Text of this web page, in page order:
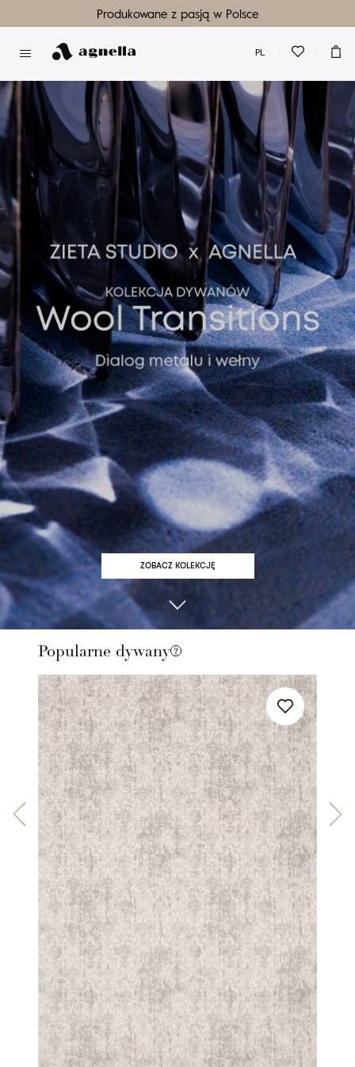
Produkowane z pasją w Polsce
PL
Nie masz produktów w ulubionych
Nie masz produktów w koszyku
ZOBACZ KOLEKCJĘ
Popularne dywany